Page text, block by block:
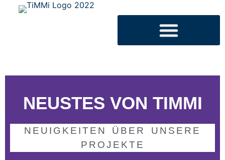
NEUSTES VON TIMMI
NEUIGKEITEN ÜBER UNSERE
PROJEKTE